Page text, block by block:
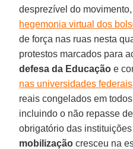
desprezível do
hegemonia virtual dos
de força nas ruas nesta
protestos marcados para
defesa da Educação e
nas universidades federais
reais congelados em
incluindo o não repasse
obrigatório das
mobilização cresceu na